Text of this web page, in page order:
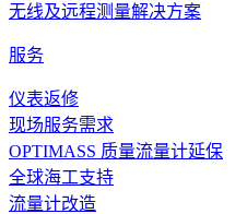
无线及远程测量解决方案
服务
仪表返修
现场服务需求
OPTIMASS 质量流量计延保
全球海工支持
流量计改造